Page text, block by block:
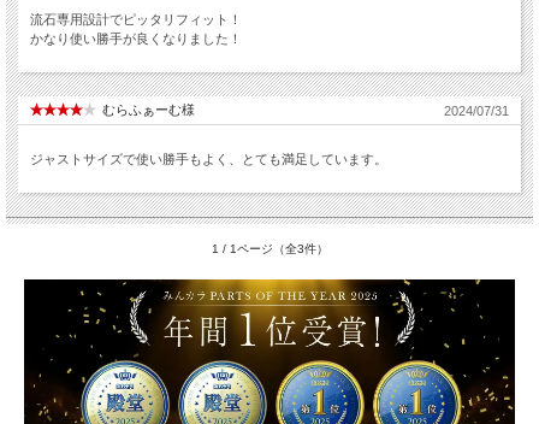
流石専用設計でピッタリフィット！
かなり使い勝手が良くなりました！
むらふぁーむ様 2024/07/31
ジャストサイズで使い勝手もよく、とても満足しています。
1 / 1ページ（全3件）